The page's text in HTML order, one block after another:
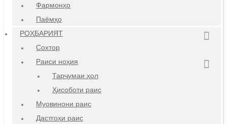
Фармонҳо
Паёмҳо
РОҲБАРИЯТ
Сохтор
Раиси ноҳия
Тарҷумаи ҳол
Ҳисоботи раис
Муовинони раис
Дастгоҳи раис